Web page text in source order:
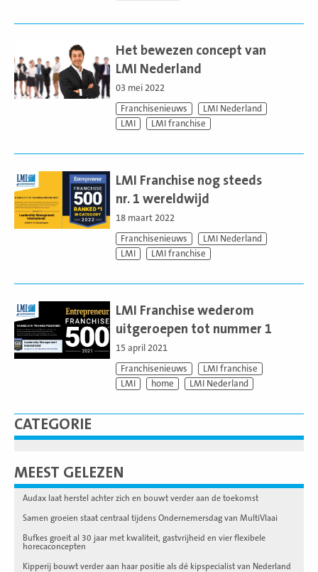
CATEGORIE
MEEST GELEZEN
Audax laat herstel achter zich en bouwt verder aan de toekomst
Samen groeien staat centraal tijdens Ondernemersdag van MultiVlaai
Bufkes groeit al 30 jaar met kwaliteit, gastvrijheid en vier flexibele
horecaconcepten
Kipperij bouwt verder aan haar positie als dé kipspecialist van Nederland
Het bewezen concept van
LMI Nederland
03 mei 2022
Franchisenieuws
LMI Nederland
LMI
LMI franchise
meer
LMI Franchise nog steeds
nr. 1 wereldwijd
18 maart 2022
Franchisenieuws
LMI Nederland
LMI
LMI franchise
meer
LMI Franchise wederom
uitgeroepen tot nummer 1
15 april 2021
Franchisenieuws
LMI franchise
LMI
home LMI Nederland